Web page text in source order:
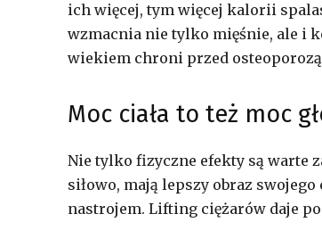
ich więcej, tym więcej kalorii
wzmacnia nie tylko mięśnie, ale i
wiekiem chroni przed
Moc ciała to też moc
Nie tylko fizyczne efekty są warte
siłowo, mają lepszy obraz
nastrojem. Lifting ciężarów daje